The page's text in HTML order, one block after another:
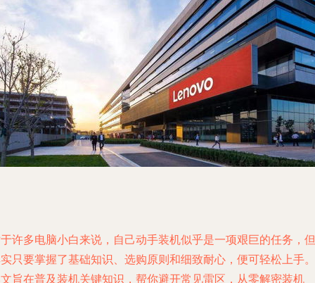
许多电脑小白来说，自己动手装机似乎是一项艰巨的任务，但
只要掌握了基础知识、选购原则和细致耐心，便可轻松上手。
旨在普及装机关键知识，帮你避开常见雷区，从零解密装机